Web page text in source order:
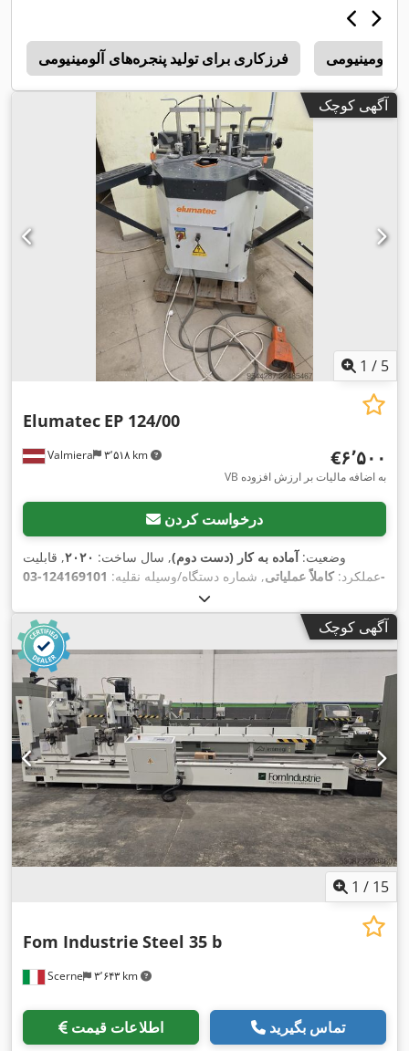
فرزکاری برای تولید پنجره‌های آلومینیومی آلومینیومی
آگهی کوچک
1 / 5
Valmiera ۳٬۵۱۸ km
Elumatec EP 124/00
‎€۶٬۵۰۰
VB به اضافه مالیات بر ارزش افزوده
درخواست کردن
وضعیت:آماده به کار (دست دوم), سال ساخت: ۲۰۲۰, قابلیت
عملکرد:کاملاً عملیاتی, شماره دستگاه/وسیله نقلیه:
124169101-03-
سومین عملکرد هیدرولیک
آگهی کوچک
1 / 15
Scerne ۳٬۶۴۳ km
Fom Industrie Steel 35 b
اطلاعات قیمت تماس بگیرید